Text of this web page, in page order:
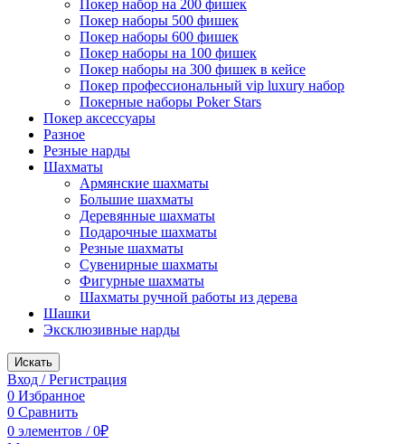
Покер набор на 200 фишек
Покер наборы 500 фишек
Покер наборы 600 фишек
Покер наборы на 100 фишек
Покер наборы на 300 фишек в кейсе
Покер профессиональный vip luxury набор
Покерные наборы Poker Stars
Покер аксессуары
Разное
Резные нарды
Шахматы
Армянские шахматы
Большие шахматы
Деревянные шахматы
Подарочные шахматы
Резные шахматы
Сувенирные шахматы
Фигурные шахматы
Шахматы ручной работы из дерева
Шашки
Эксклюзивные нарды
Искать
Вход / Регистрация
0 Избранное
0 Сравнить
0 элементов / 0₽